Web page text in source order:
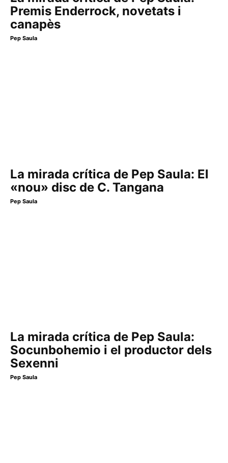
Premis Enderrock, novetats i
canapès
Pep Saula
La mirada crítica de Pep Saula: El
«nou» disc de C. Tangana
Pep Saula
La mirada crítica de Pep Saula:
Socunbohemio i el productor dels
Sexenni
Pep Saula